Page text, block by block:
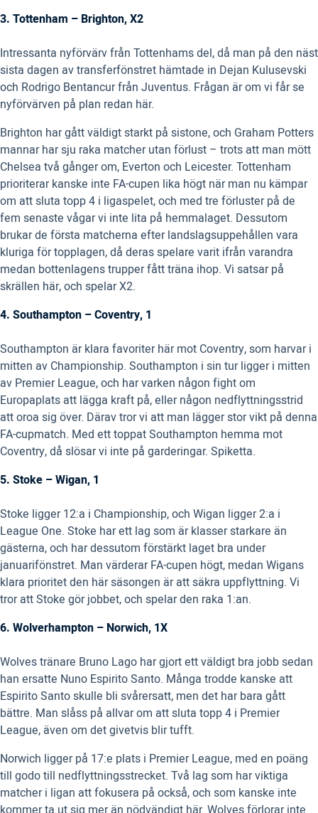
3. Tottenham – Brighton, X2
Intressanta nyförvärv från Tottenhams del, då man på den näst
sista dagen av transferfönstret hämtade in Dejan Kulusevski
och Rodrigo Bentancur från Juventus. Frågan är om vi får se
nyförvärven på plan redan här.
Brighton har gått väldigt starkt på sistone, och Graham Potters
mannar har sju raka matcher utan förlust – trots att man mött
Chelsea två gånger om, Everton och Leicester. Tottenham
prioriterar kanske inte FA-cupen lika högt när man nu kämpar
om att sluta topp 4 i ligaspelet, och med tre förluster på de
fem senaste vågar vi inte lita på hemmalaget. Dessutom
brukar de första matcherna efter landslagsuppehållen vara
kluriga för topplagen, då deras spelare varit ifrån varandra
medan bottenlagens trupper fått träna ihop. Vi satsar på
skrällen här, och spelar X2.
4. Southampton – Coventry, 1
Southampton är klara favoriter här mot Coventry, som harvar i
mitten av Championship. Southampton i sin tur ligger i mitten
av Premier League, och har varken någon fight om
Europaplats att lägga kraft på, eller någon nedflyttningsstrid
att oroa sig över. Därav tror vi att man lägger stor vikt på denna
FA-cupmatch. Med ett toppat Southampton hemma mot
Coventry, då slösar vi inte på garderingar. Spiketta.
5. Stoke – Wigan, 1
Stoke ligger 12:a i Championship, och Wigan ligger 2:a i
League One. Stoke har ett lag som är klasser starkare än
gästerna, och har dessutom förstärkt laget bra under
januarifönstret. Man värderar FA-cupen högt, medan Wigans
klara prioritet den här säsongen är att säkra uppflyttning. Vi
tror att Stoke gör jobbet, och spelar den raka 1:an.
6. Wolverhampton – Norwich, 1X
Wolves tränare Bruno Lago har gjort ett väldigt bra jobb sedan
han ersatte Nuno Espirito Santo. Många trodde kanske att
Espirito Santo skulle bli svårersatt, men det har bara gått
bättre. Man slåss på allvar om att sluta topp 4 i Premier
League, även om det givetvis blir tufft.
Norwich ligger på 17:e plats i Premier League, med en poäng
till godo till nedflyttningsstrecket. Två lag som har viktiga
matcher i ligan att fokusera på också, och som kanske inte